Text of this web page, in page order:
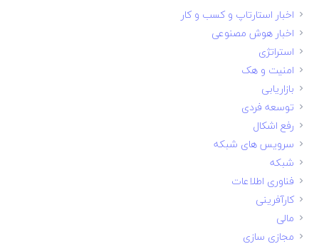
اخبار استارتاپ و کسب و کار
اخبار هوش مصنوعی
استراتژی
امنیت و هک
بازاریابی
توسعه فردی
رفع اشکال
سرویس های شبکه
شبکه
فناوری اطلاعات
کارآفرینی
مالی
مجازی سازی